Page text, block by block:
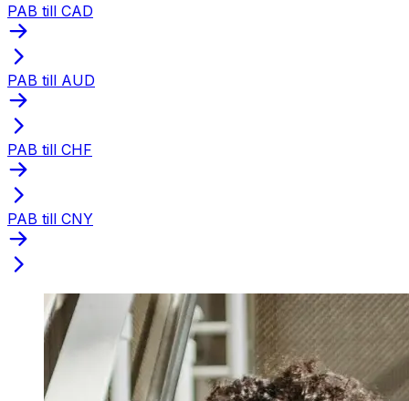
PAB till CAD
PAB till AUD
PAB till CHF
PAB till CNY